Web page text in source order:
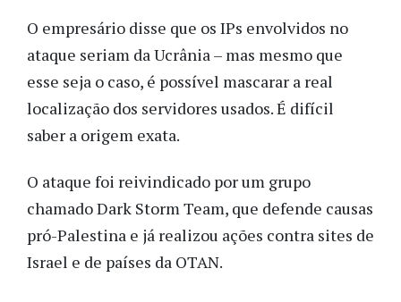
O empresário disse que os IPs envolvidos no
ataque seriam da Ucrânia – mas mesmo que
esse seja o caso, é possível mascarar a real
localização dos servidores usados. É difícil
saber a origem exata.
O ataque foi reivindicado por um grupo
chamado Dark Storm Team, que defende causas
pró-Palestina e já realizou ações contra sites de
Israel e de países da OTAN.